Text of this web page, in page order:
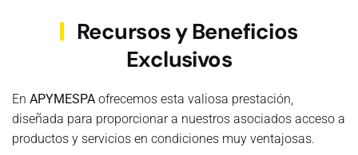
Recursos y Beneficios
Exclusivos
En APYMESPA ofrecemos esta valiosa prestación,
diseñada para proporcionar a nuestros asociados acceso a
productos y servicios en condiciones muy ventajosas.